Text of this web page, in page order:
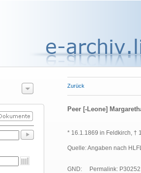
Zurück
Peer [-Leone]
* 16.1.1869 in Feldkirch, †
Quelle: Angaben nach
GND: Permalink: P30252